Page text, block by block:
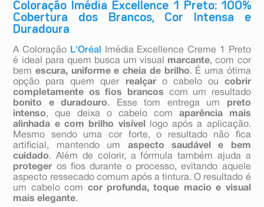
Coloração Imédia Excellence 1 Preto: 100%
Cobertura dos Brancos, Cor Intensa e
Duradoura
A Coloração L'Oréal
Imédia Excellence Creme 1 Preto
é ideal para quem busca um visual marcante, com cor
bemescura, uniforme e cheia de brilho. É uma ótima
opção para quem quer
realçaro cabelo ou cobrir
completamente os fios brancos com um resultado
bonito e duradouro. Esse tom entrega um preto
intenso, que deixa o cabelo com aparência mais
alinhada e com brilho visível
logo após a aplicação.
Mesmo sendo uma cor forte, o resultado não fica
artificial, mantendo um aspecto saudável e bem
cuidado. Além de colorir, a fórmula também ajuda a
protegeros fios durante o processo, evitando aquele
aspecto ressecado comum após a tintura. O resultado é
um cabelo com cor profunda, toque macio e visual
mais elegante.